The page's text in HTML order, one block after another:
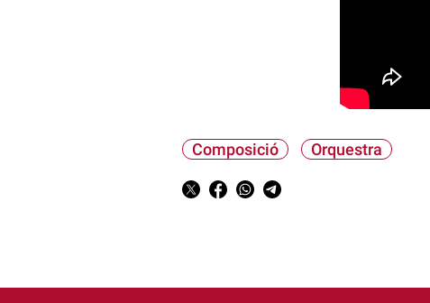
Composició Orquestra